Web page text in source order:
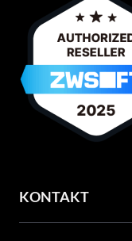
KONTAKT